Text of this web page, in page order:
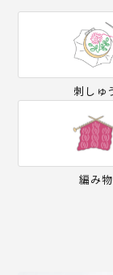
刺しゅ
編み物